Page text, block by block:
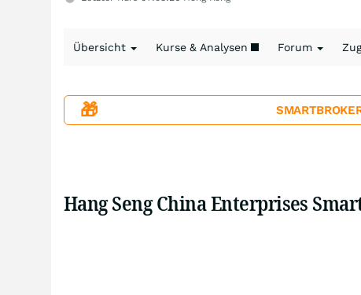
Übersicht Kurse & Analysen Forum
🎁
Hang Seng China Enterprises